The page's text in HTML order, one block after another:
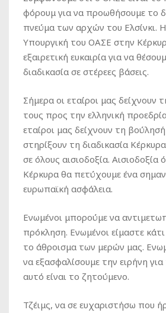
φόρουμ για να προωθήσουμε το
πνεύμα των αρχών του Ελσίνκι.
Υπουργική του ΟΑΣΕ στην
εξαιρετική ευκαιρία για να
διαδικασία σε στέρεες βάσεις.
Σήμερα οι εταίροι μας δείχνουν
τους προς την ελληνική
εταίροι μας δείχνουν τη
στηρίξουν τη διαδικασία
σε όλους αισιοδοξία. Αισιοδοξία
Κέρκυρα θα πετύχουμε ένα
ευρωπαϊκή ασφάλεια.
Ενωμένοι μπορούμε να
πρόκληση. Ενωμένοι είμαστε
το άθροισμα των μερών μας.
να εξασφαλίσουμε την ειρήνη
αυτό είναι το ζητούμενο.
Τζέιμς, να σε ευχαριστήσω που